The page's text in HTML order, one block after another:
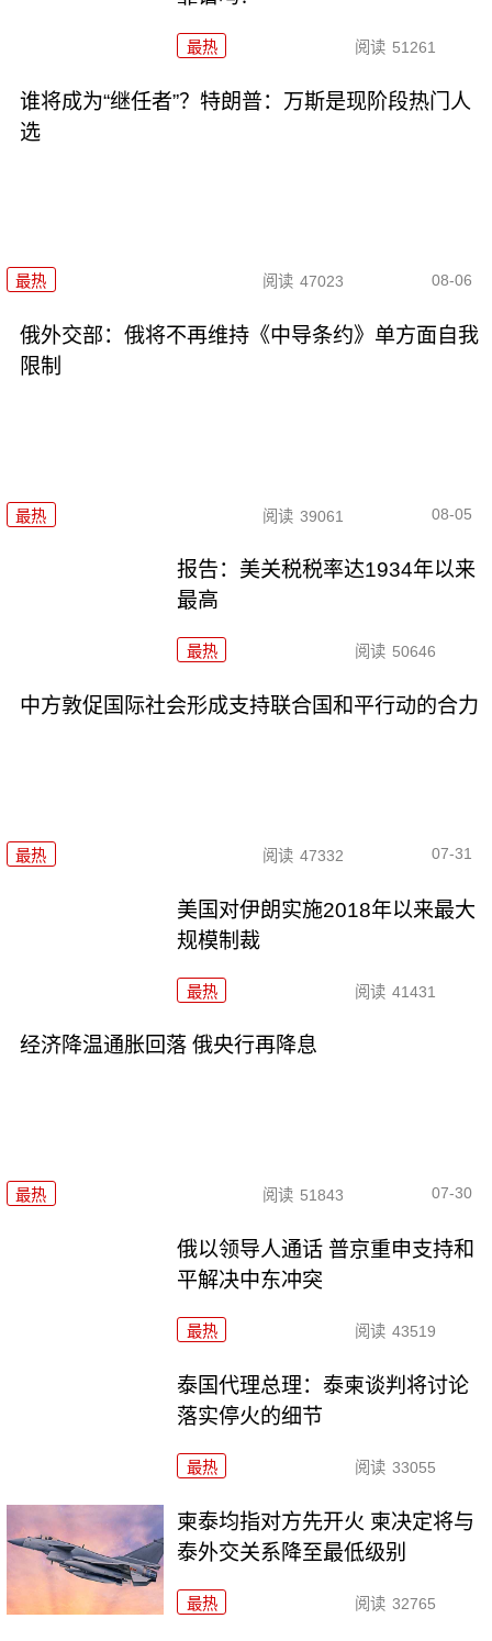
最热 阅读 51261
谁将成为“继任者”？特朗普：万斯是现阶段热门人
选
最热 阅读 47023 08-06
俄外交部：俄将不再维持《中导条约》单方面自我
限制
最热 阅读 39061 08-05
报告：美关税税率达1934年以来
最高
最热 阅读 50646
中方敦促国际社会形成支持联合国和平行动的合力
最热 阅读 47332 07-31
美国对伊朗实施2018年以来最大
规模制裁
最热 阅读 41431
经济降温通胀回落 俄央行再降息
最热 阅读 51843 07-30
俄以领导人通话 普京重申支持和
平解决中东冲突
最热 阅读 43519
泰国代理总理：泰柬谈判将讨论
落实停火的细节
最热 阅读 33055
柬泰均指对方先开火 柬决定将与
泰外交关系降至最低级别
最热 阅读 32765